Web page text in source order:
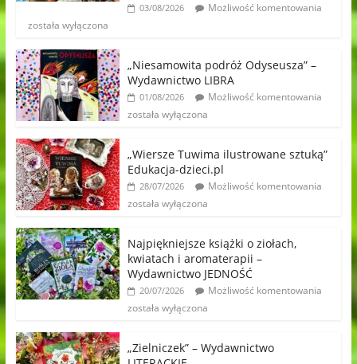
03/08/2026
Możliwość komentowania
została wyłączona
„Niesamowita podróż Odyseusza” –
Wydawnictwo LIBRA
01/08/2026
Możliwość komentowania
została wyłączona
„Wiersze Tuwima ilustrowane sztuką”
Edukacja-dzieci.pl
28/07/2026
Możliwość komentowania
została wyłączona
Najpiękniejsze książki o ziołach,
kwiatach i aromaterapii –
Wydawnictwo JEDNOŚĆ
20/07/2026
Możliwość komentowania
została wyłączona
„Zielniczek” – Wydawnictwo